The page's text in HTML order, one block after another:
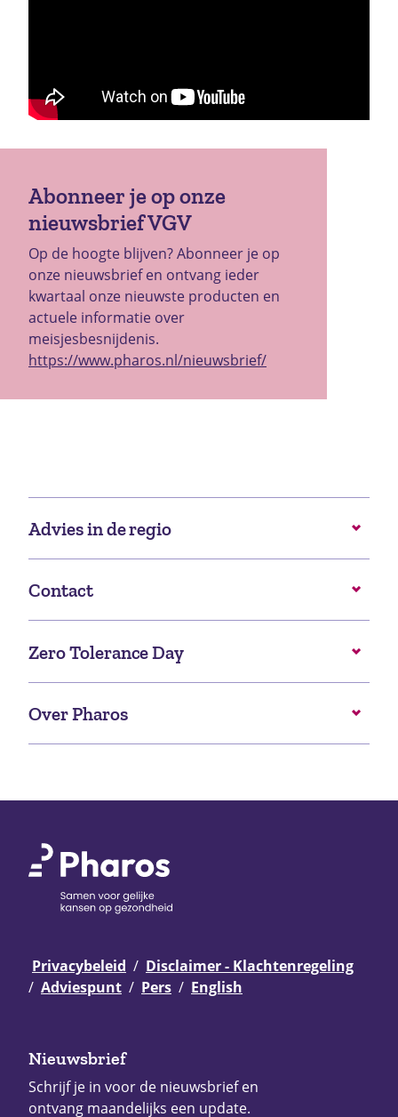
Abonneer je op onze
nieuwsbrief VGV
Op de hoogte blijven? Abonneer je op
onze nieuwsbrief en ontvang ieder
kwartaal onze nieuwste producten en
actuele informatie over
meisjesbesnijdenis.
https://www.pharos.nl/nieuwsbrief/
Advies in de regio
Contact
Zero Tolerance Day
Over Pharos
Privacybeleid
Disclaimer - Klachtenregeling
Adviespunt
Pers English
Nieuwsbrief
Schrijf je in voor de nieuwsbrief en
ontvang maandelijks een update.